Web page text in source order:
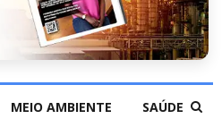
MEIO AMBIENTE SAÚDE